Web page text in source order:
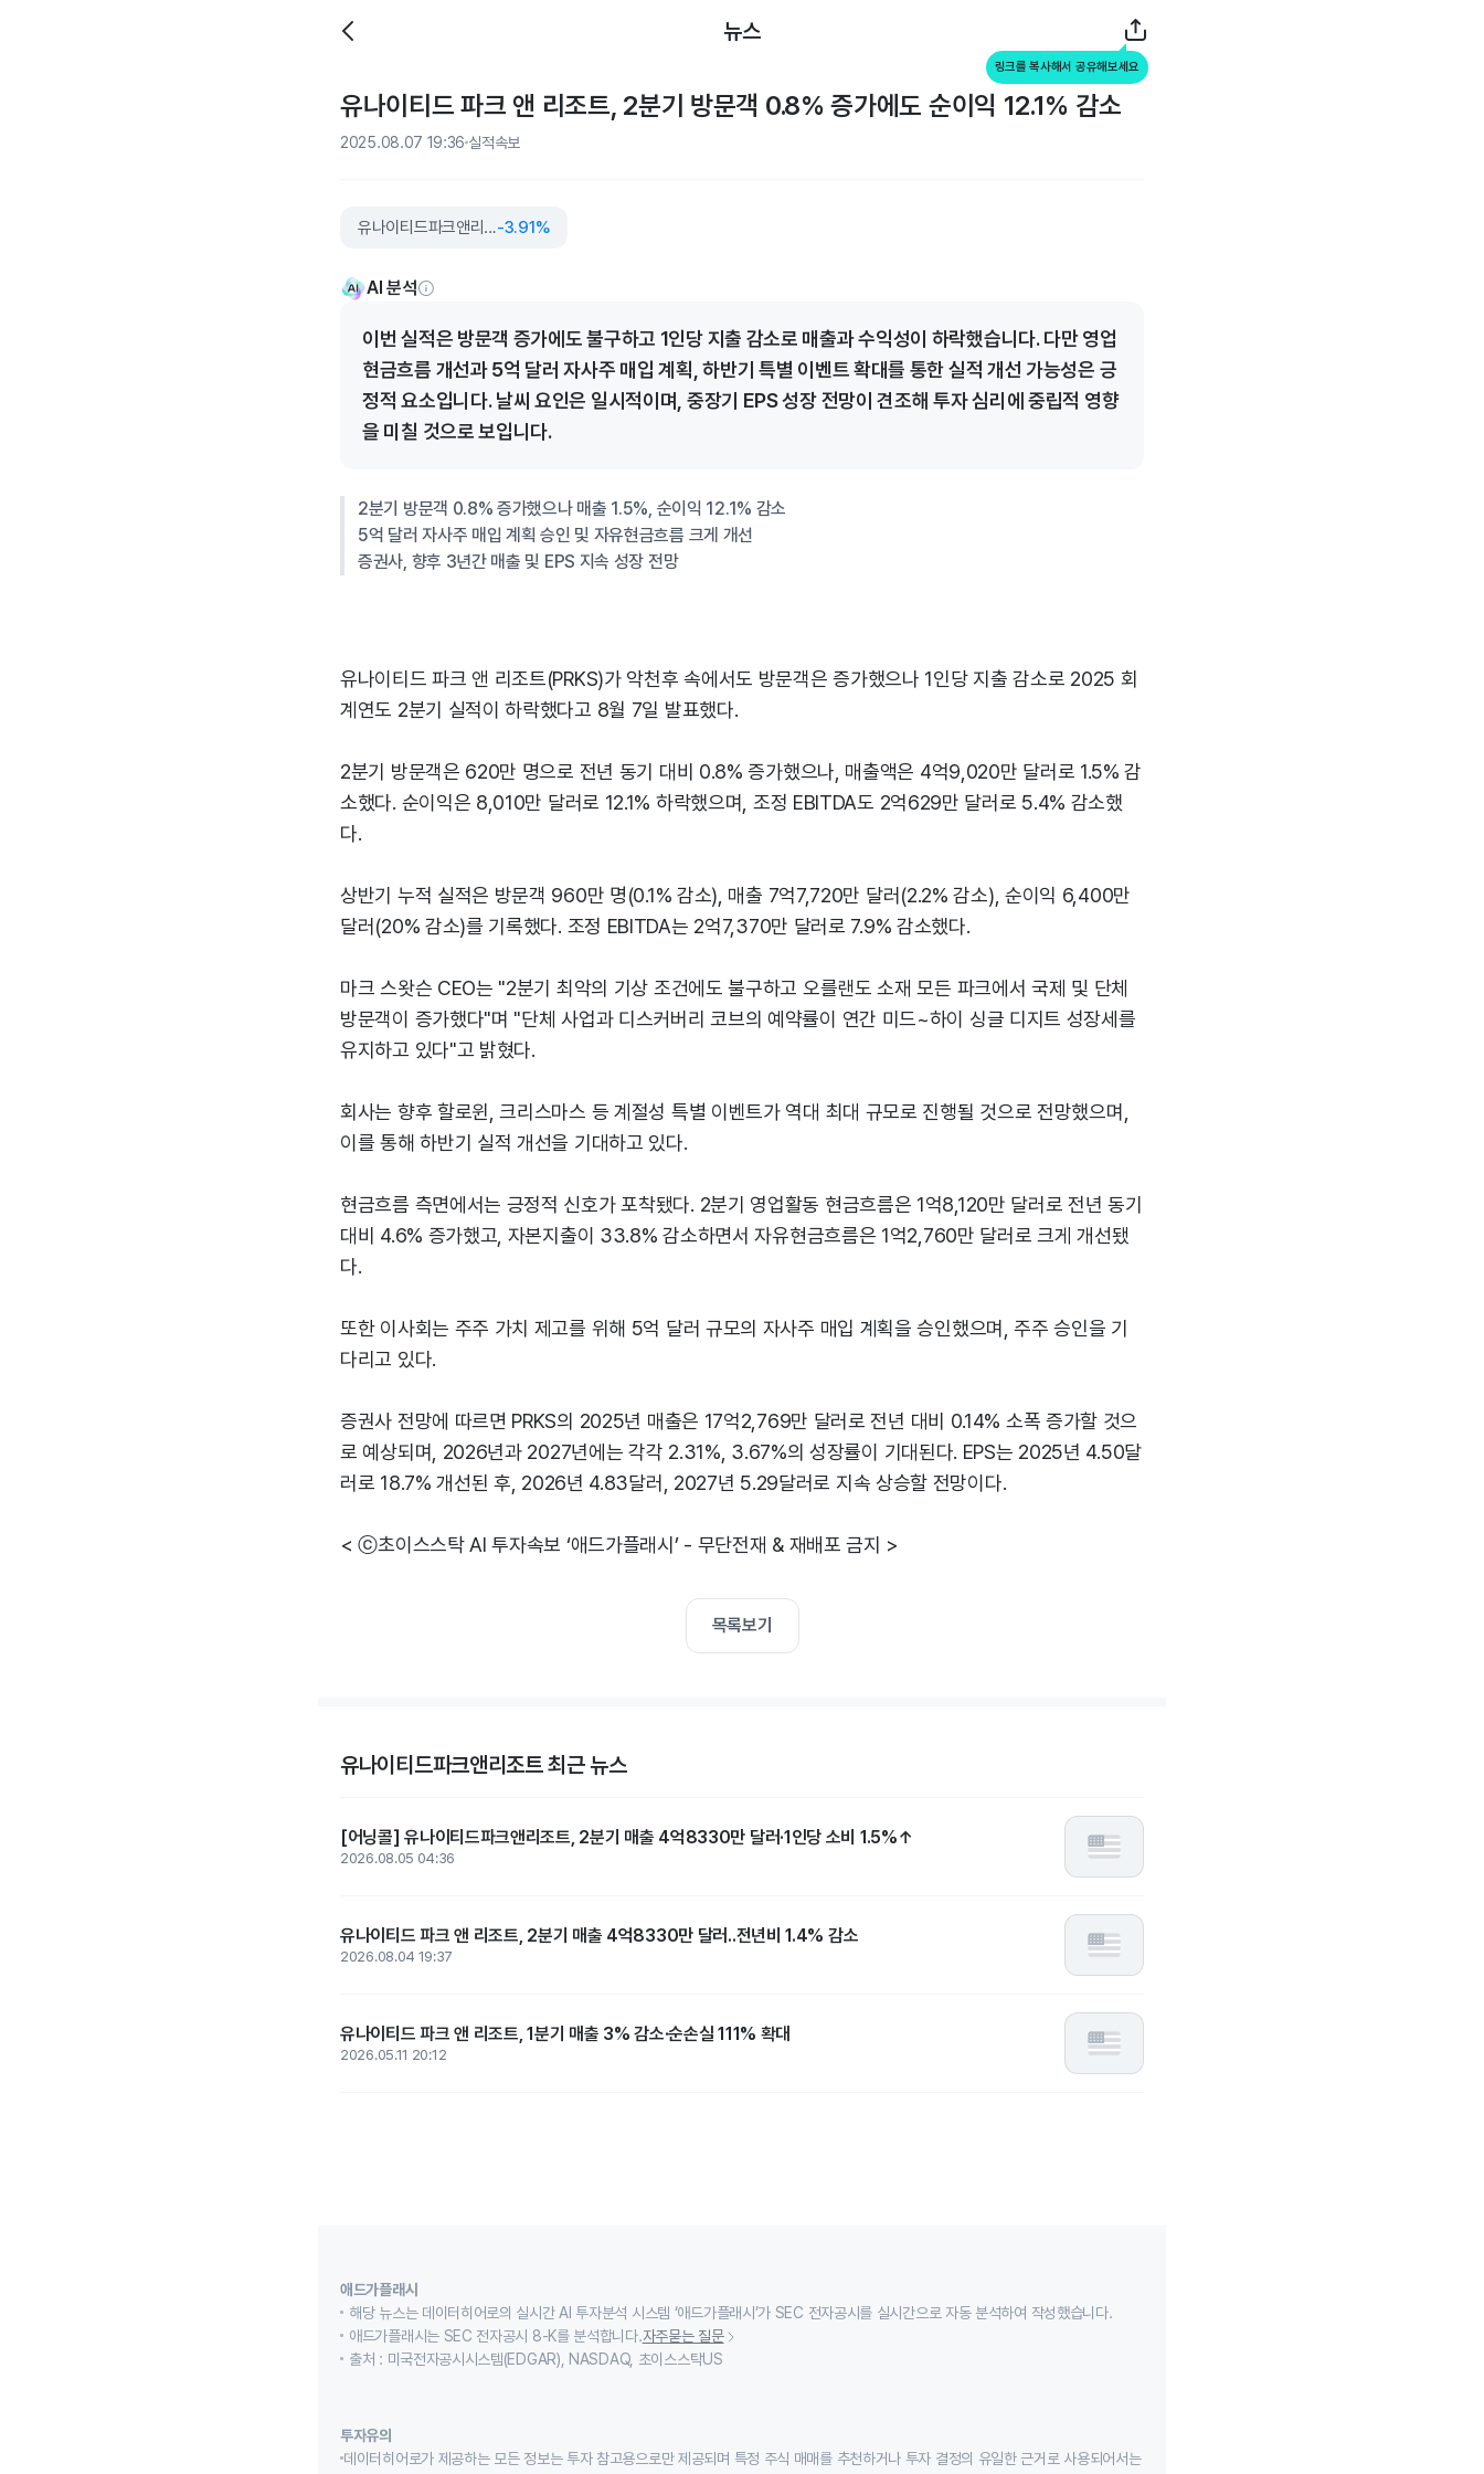
뉴스
링크를 복사해서 공유해보세요
유나이티드 파크 앤 리조트, 2분기 방문객 0.8% 증가에도 순이익 12.1% 감소
2025.08.07 19:36 실적속보
유나이티드파크앤리조트-3.91%
AI 분석
이번 실적은 방문객 증가에도 불구하고 1인당 지출 감소로 매출과 수익성이 하락했습니다. 다만 영업
현금흐름 개선과 5억 달러 자사주 매입 계획, 하반기 특별 이벤트 확대를 통한 실적 개선 가능성은 긍
정적 요소입니다. 날씨 요인은 일시적이며, 중장기 EPS 성장 전망이 견조해 투자 심리에 중립적 영향
을 미칠 것으로 보입니다.
2분기 방문객 0.8% 증가했으나 매출 1.5%, 순이익 12.1% 감소
5억 달러 자사주 매입 계획 승인 및 자유현금흐름 크게 개선
증권사, 향후 3년간 매출 및 EPS 지속 성장 전망
유나이티드 파크 앤 리조트(PRKS)가 악천후 속에서도 방문객은 증가했으나 1인당 지출 감소로 2025 회
계연도 2분기 실적이 하락했다고 8월 7일 발표했다.
2분기 방문객은 620만 명으로 전년 동기 대비 0.8% 증가했으나, 매출액은 4억9,020만 달러로 1.5% 감
소했다. 순이익은 8,010만 달러로 12.1% 하락했으며, 조정 EBITDA도 2억629만 달러로 5.4% 감소했
다.
상반기 누적 실적은 방문객 960만 명(0.1% 감소), 매출 7억7,720만 달러(2.2% 감소), 순이익 6,400만
달러(20% 감소)를 기록했다. 조정 EBITDA는 2억7,370만 달러로 7.9% 감소했다.
마크 스왓슨 CEO는 "2분기 최악의 기상 조건에도 불구하고 오를랜도 소재 모든 파크에서 국제 및 단체
방문객이 증가했다"며 "단체 사업과 디스커버리 코브의 예약률이 연간 미드~하이 싱글 디지트 성장세를
유지하고 있다"고 밝혔다.
회사는 향후 할로윈, 크리스마스 등 계절성 특별 이벤트가 역대 최대 규모로 진행될 것으로 전망했으며,
이를 통해 하반기 실적 개선을 기대하고 있다.
현금흐름 측면에서는 긍정적 신호가 포착됐다. 2분기 영업활동 현금흐름은 1억8,120만 달러로 전년 동기
대비 4.6% 증가했고, 자본지출이 33.8% 감소하면서 자유현금흐름은 1억2,760만 달러로 크게 개선됐
다.
또한 이사회는 주주 가치 제고를 위해 5억 달러 규모의 자사주 매입 계획을 승인했으며, 주주 승인을 기
다리고 있다.
증권사 전망에 따르면 PRKS의 2025년 매출은 17억2,769만 달러로 전년 대비 0.14% 소폭 증가할 것으
로 예상되며, 2026년과 2027년에는 각각 2.31%, 3.67%의 성장률이 기대된다. EPS는 2025년 4.50달
러로 18.7% 개선된 후, 2026년 4.83달러, 2027년 5.29달러로 지속 상승할 전망이다.
< ⓒ초이스스탁 AI 투자속보 ‘애드가플래시’ - 무단전재 & 재배포 금지 >
목록보기
유나이티드파크앤리조트 최근 뉴스
[어닝콜] 유나이티드파크앤리조트, 2분기 매출 4억8330만 달러·1인당 소비 1.5%↑
2026.08.05 04:36
유나이티드 파크 앤 리조트, 2분기 매출 4억8330만 달러..전년비 1.4% 감소
2026.08.04 19:37
유나이티드 파크 앤 리조트, 1분기 매출 3% 감소·순손실 111% 확대
2026.05.11 20:12
애드가플래시
해당 뉴스는 데이터히어로의 실시간 AI 투자분석 시스템 ‘애드가플래시’가 SEC 전자공시를 실시간으로 자동 분석하여 작성했습니다.
애드가플래시는 SEC 전자공시 8-K를 분석합니다.자주묻는 질문
출처 : 미국전자공시시스템(EDGAR), NASDAQ, 초이스스탁US
투자유의
데이터히어로가 제공하는 모든 정보는 투자 참고용으로만 제공되며 특정 주식 매매를 추천하거나 투자 결정의 유일한 근거로 사용되어서는